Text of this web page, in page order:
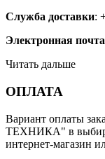
Служба доставки:
Электронная почта
Читать дальше
ОПЛАТА
Вариант оплаты
ТЕХНИКА" в
интернет-магазин